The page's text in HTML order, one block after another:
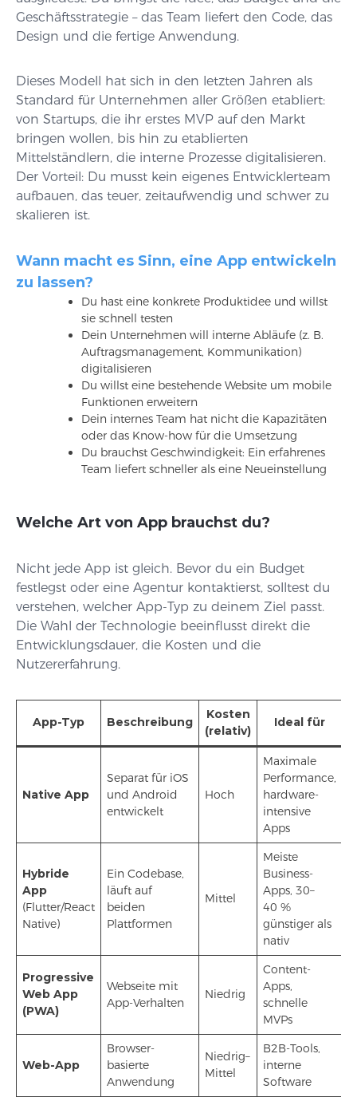
Geschäftsstrategie – das Team liefert den Code, das
Design und die fertige Anwendung.
Dieses Modell hat sich in den letzten Jahren als
Standard für Unternehmen aller Größen etabliert:
von Startups, die ihr erstes MVP auf den Markt
bringen wollen, bis hin zu etablierten
Mittelständlern, die interne Prozesse digitalisieren.
Der Vorteil: Du musst kein eigenes Entwicklerteam
aufbauen, das teuer, zeitaufwendig und schwer zu
skalieren ist.
Wann macht es Sinn, eine App entwickeln
zu lassen?
Du hast eine konkrete Produktidee und willst
sie schnell testen
Dein Unternehmen will interne Abläufe (z. B.
Auftragsmanagement, Kommunikation)
digitalisieren
Du willst eine bestehende Website um mobile
Funktionen erweitern
Dein internes Team hat nicht die Kapazitäten
oder das Know-how für die Umsetzung
Du brauchst Geschwindigkeit: Ein erfahrenes
Team liefert schneller als eine Neueinstellung
Welche Art von App brauchst du?
Nicht jede App ist gleich. Bevor du ein Budget
festlegst oder eine Agentur kontaktierst, solltest du
verstehen, welcher App-Typ zu deinem Ziel passt.
Die Wahl der Technologie beeinflusst direkt die
Entwicklungsdauer, die Kosten und die
Nutzererfahrung.
App-Typ Beschreibung
Kosten
(relativ)
Ideal für
Native App
Separat für iOS
und Android
entwickelt
Hoch
Maximale
Performance,
hardware-
intensive
Apps
Hybride
App
(Flutter/React
Native)
Ein Codebase,
läuft auf
beiden
Plattformen
Mittel
Meiste
Business-
Apps, 30–
40 %
günstiger als
nativ
Progressive
Web App
(PWA)
Webseite mit
App-Verhalten
Niedrig
Content-
Apps,
schnelle
MVPs
Web-App
Browser-
basierte
Anwendung
Niedrig–
Mittel
B2B-Tools,
interne
Software